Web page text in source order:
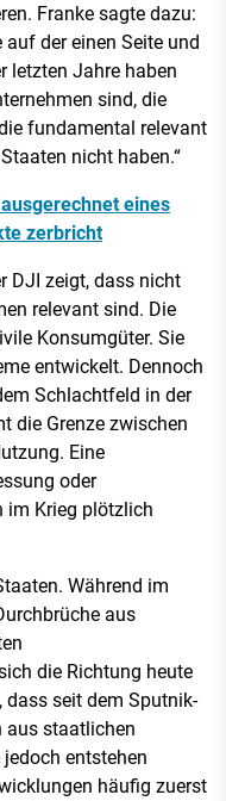
Franke sagte dazu:
auf der einen Seite und
letzten Jahre haben
sind, die
fundamental relevant
nicht haben.“
eines
zerbricht
DJI zeigt, dass nicht
relevant sind. Die
Konsumgüter. Sie
entwickelt. Dennoch
Schlachtfeld in der
die Grenze zwischen
Eine
oder
im Krieg plötzlich
Während im
aus
die Richtung heute
dass seit dem Sputnik-
aus staatlichen
entstehen
häufig zuerst